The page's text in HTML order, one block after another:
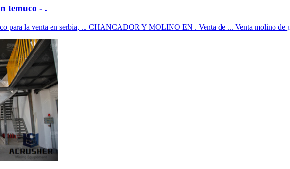
temuco - .
para la venta en serbia, ... CHANCADOR Y MOLINO EN . Venta de ... Venta molino de